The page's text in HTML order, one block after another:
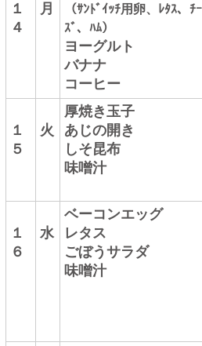
１
４
月
（ｻﾝﾄﾞｲｯﾁ用卵、ﾚﾀｽ、ﾁｰ
ｽﾞ、ﾊﾑ）
ヨーグルト
バナナ
コーヒー
１
５
火
厚焼き玉子
あじの開き
しそ昆布
味噌汁
１
６
水
ベーコンエッグ
レタス
ごぼうサラダ
味噌汁